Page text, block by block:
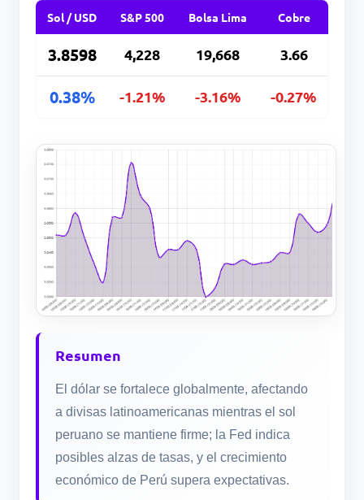
Sol / USD S&P 500 Bolsa Lima Cobre
3.8598 4,228 19,668 3.66
0.38% -1.21% -3.16% -0.27%
Resumen
El dólar se fortalece globalmente, afectando
a divisas latinoamericanas mientras el sol
peruano se mantiene firme; la Fed indica
posibles alzas de tasas, y el crecimiento
económico de Perú supera expectativas.